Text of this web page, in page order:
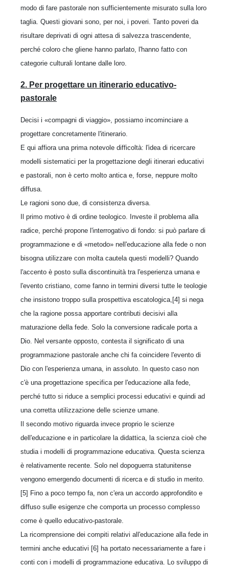
modo di fare pastorale non sufficientemente misurato sulla loro
taglia. Questi giovani sono, per noi, i poveri. Tanto poveri da
risultare deprivati di ogni attesa di salvezza trascendente,
perché coloro che gliene hanno parlato, l'hanno fatto con
categorie culturali lontane dalle loro.
2. Per progettare un itinerario educativo-
pastorale
Decisi i «compagni di viaggio», possiamo incominciare a
progettare concretamente l'itinerario.
E qui affiora una prima notevole difficoltà: l'idea di ricercare
modelli sistematici per la progettazione degli itinerari educativi
e pastorali, non è certo molto antica e, forse, neppure molto
diffusa.
Le ragioni sono due, di consistenza diversa.
Il primo motivo è di ordine teologico. Investe il problema alla
radice, perché propone l'interrogativo di fondo: si può parlare di
programmazione e di «metodo» nell'educazione alla fede o non
bisogna utilizzare con molta cautela questi modelli? Quando
l'accento è posto sulla discontinuità tra l'esperienza umana e
l'evento cristiano, come fanno in termini diversi tutte le teologie
che insistono troppo sulla prospettiva escatologica,[4] si nega
che la ragione possa apportare contributi decisivi alla
maturazione della fede. Solo la conversione radicale porta a
Dio. Nel versante opposto, contesta il significato di una
programmazione pastorale anche chi fa coincidere l'evento di
Dio con l'esperienza umana, in assoluto. In questo caso non
c'è una progettazione specifica per l'educazione alla fede,
perché tutto si riduce a semplici processi educativi e quindi ad
una corretta utilizzazione delle scienze umane.
Il secondo motivo riguarda invece proprio le scienze
dell'educazione e in particolare la didattica, la scienza cioè che
studia i modelli di programmazione educativa. Questa scienza
è relativamente recente. Solo nel dopoguerra statunitense
vengono emergendo documenti di ricerca e di studio in merito.
[5] Fino a poco tempo fa, non c'era un accordo approfondito e
diffuso sulle esigenze che comporta un processo complesso
come è quello educativo-pastorale.
La ricomprensione dei compiti relativi all'educazione alla fede in
termini anche educativi [6] ha portato necessariamente a fare i
conti con i modelli di programmazione educativa. Lo sviluppo di